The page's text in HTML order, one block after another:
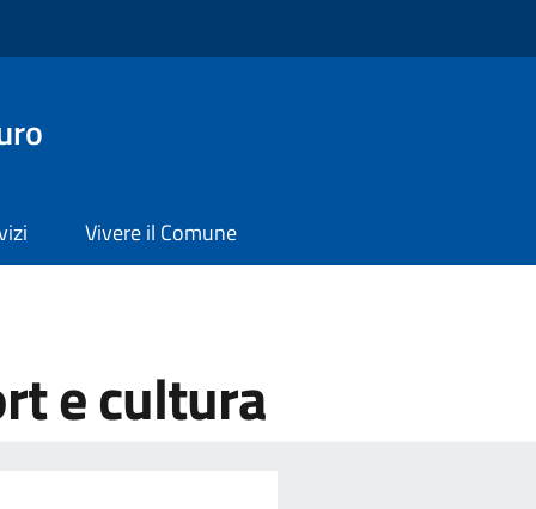
Vivere il Comune
e cultura